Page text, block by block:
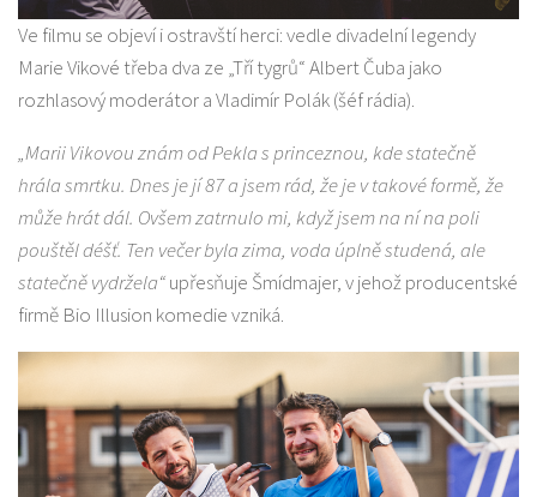
Ve filmu se objeví i ostravští herci: vedle divadelní legendy
Marie Vikové třeba dva ze „Tří tygrů“ Albert Čuba jako
rozhlasový moderátor a Vladimír Polák (šéf rádia).
„Marii Vikovou znám od Pekla s princeznou, kde statečně
hrála smrtku. Dnes je jí 87 a jsem rád, že je v takové formě, že
může hrát dál. Ovšem zatrnulo mi, když jsem na ní na poli
pouštěl déšť. Ten večer byla zima, voda úplně studená, ale
statečně vydržela“upřesňuje Šmídmajer, v jehož producentské
firmě Bio Illusion komedie vzniká.